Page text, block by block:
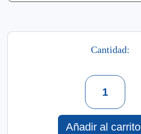
Cantidad:
Kids
Enjuage
Dental
500
Ml
Añadir al carrito